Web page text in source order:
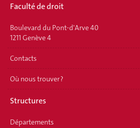
Faculté de droit
Boulevard du Pont-d'Arve 40
1211 Genève 4
Contacts
Où nous trouver ?
Structures
Départements